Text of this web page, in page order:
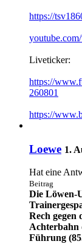
https://
Liveticker:
https://
260801
https://
Loewe 1.
Hat eine
Beitrag
Die Löwen-
Rech gegen
Achterbahn
Führung